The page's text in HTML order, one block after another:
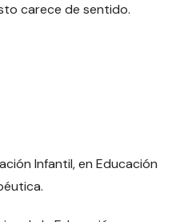
carece de sentido.
Infantil, en Educación